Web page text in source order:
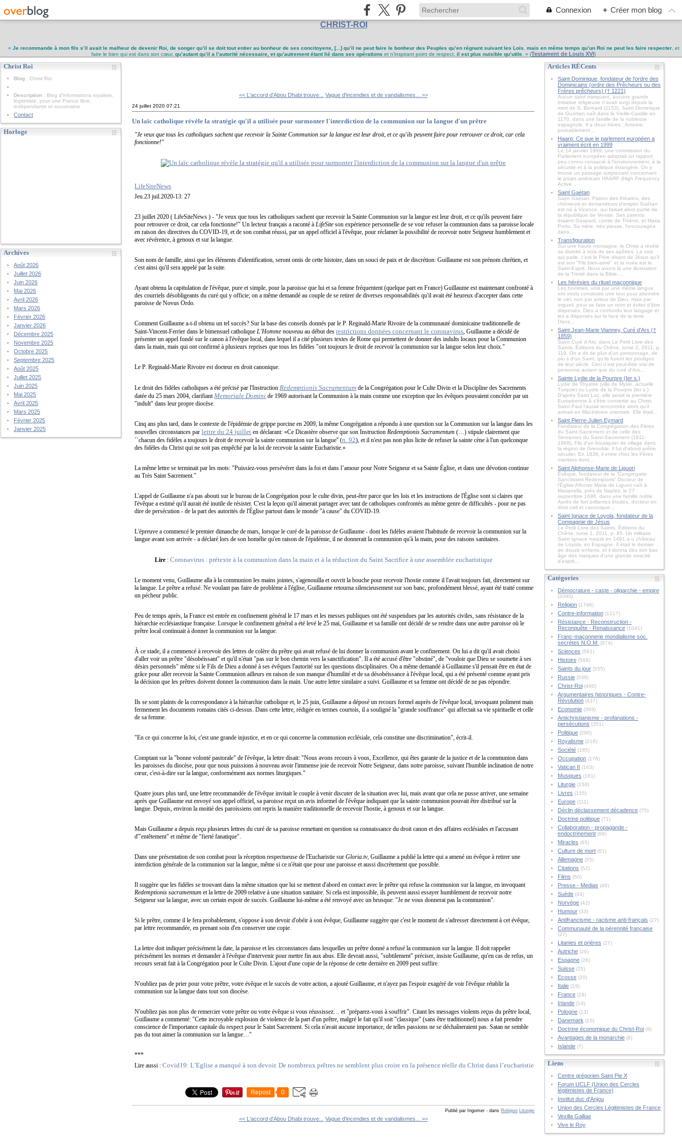
Connexion + Créer mon blog
CHRIST-ROI
« Je recommande à mon fils s’il avait le malheur de devenir Roi, de songer qu’il se doit tout entier au bonheur de ses concitoyens, [...] qu’il ne peut faire le bonheur des Peuples qu’en régnant suivant les Lois mais en même temps qu’un Roi ne peut les faire respecter, et
faire le bien qui est dans son cœur, qu’autant qu’il a l’autorité nécessaire, et qu’autrement étant lié dans ses opérations et n’inspirant point de respect, il est plus nuisible qu’utile . » (Testament de Louis XVI)
Christ Roi
Blog : Christ Roi
Description : Blog d'informations royaliste,
légitimiste, pour une France libre,
indépendante et souveraine
Contact
Horloge
Archives
Août 2026
Juillet 2026
Juin 2026
Mai 2026
Avril 2026
Mars 2026
Février 2026
Janvier 2026
Décembre 2025
Novembre 2025
Octobre 2025
Septembre 2025
Août 2025
Juillet 2025
Juin 2025
Mai 2025
Avril 2025
Mars 2025
Février 2025
Janvier 2025
<< L'accord d'Abou Dhabi trouve... Vague d'incendies et de vandalismes... >>
24 juillet 2020 07:21
Un laïc catholique révèle la stratégie qu'il a utilisée pour surmonter l'interdiction de la communion sur la langue d'un prêtre
"Je veux que tous les catholiques sachent que recevoir la Sainte Communion sur la langue est leur droit, et ce qu'ils peuvent faire pour retrouver ce droit, car cela
fonctionne!"
LifeSiteNews
Jeu.23 juil.2020-13: 27
23 juillet 2020 ( LifeSiteNews ) - "Je veux que tous les catholiques sachent que recevoir la Sainte Communion sur la langue est leur droit, et ce qu'ils peuvent faire
pour retrouver ce droit, car cela fonctionne!" Un lecteur français a raconté à LifeSite son expérience personnelle de se voir refuser la communion dans sa paroisse locale
en raison des directives du COVID-19, et de son combat réussi, par un appel officiel à l'évêque, pour réclamer la possibilité de recevoir notre Seigneur humblement et
avec révérence, à genoux et sur la langue.
Son nom de famille, ainsi que les éléments d'identification, seront omis de cette histoire, dans un souci de paix et de discrétion: Guillaume est son prénom chrétien, et
c'est ainsi qu'il sera appelé par la suite.
Ayant obtenu la capitulation de l'évêque, pure et simple, pour la paroisse que lui et sa femme fréquentent (quelque part en France) Guillaume est maintenant confronté à
des courriels désobligeants du curé qui y officie; on a même demandé au couple de se retirer de diverses responsabilités qu'il avait été heureux d'accepter dans cette
paroisse de Novus Ordo.
Comment Guillaume a-t-il obtenu un tel succès? Sur la base des conseils donnés par le P. Reginald-Marie Rivoire de la communauté dominicaine traditionnelle de
Saint-Vincent-Ferrier dans le bimensuel catholique L'Homme nouveau au début desrestrictions données concernant le coronavirus , Guillaume a décidé de
présenter un appel fondé sur le canon à l'évêque local, dans lequel il a cité plusieurs textes de Rome qui permettent de donner des indults locaux pour la Communion
dans la main, mais qui ont confirmé à plusieurs reprises que tous les fidèles "ont toujours le droit de recevoir la communion sur la langue selon leur choix."
Le P. Reginald-Marie Rivoire est docteur en droit canonique.
Le droit des fidèles catholiques a été précisé par l'Instruction Redemptionis Sacramentum de la Congrégation pour le Culte Divin et la Discipline des Sacrements
datée du 25 mars 2004, clarifiant Memoriale Domini de 1969 autorisant la Communion à la main comme une exception que les évêques pouvaient concéder par un
"indult" dans leur propre diocèse.
Cinq ans plus tard, dans le contexte de l'épidémie de grippe porcine en 2009, la même Congrégation a répondu à une question sur la Communion sur la langue dans les
nouvelles circonstances parlettre du 24 juillet en déclarant: «Ce Dicastère observe que son Instruction Redemptionis Sacramentum (…) stipule clairement que
``chacun des fidèles a toujours le droit de recevoir la sainte communion sur la langue'' (n. 92), et il n'est pas non plus licite de refuser la sainte cène à l'un quelconque
des fidèles du Christ qui ne soit pas empêché par la loi de recevoir la sainte Eucharistie.»
La même lettre se terminait par les mots: "Puissiez-vous persévérer dans la foi et dans l’amour pour Notre Seigneur et sa Sainte Église, et dans une dévotion continue
au Très Saint Sacrement."
L'appel de Guillaume n'a pas abouti sur le bureau de la Congrégation pour le culte divin, peut-être parce que les lois et les instructions de l'Église sont si claires que
l'évêque a estimé qu'il aurait été inutile de résister. C'est la leçon qu'il aimerait partager avec tant de catholiques confrontés au même genre de difficultés - pour ne pas
dire de persécution - de la part des autorités de l'Église partout dans le monde "à cause" du COVID-19.
L'épreuve a commencé le premier dimanche de mars, lorsque le curé de la paroisse de Guillaume - dont les fidèles avaient l'habitude de recevoir la communion sur la
langue avant son arrivée - a déclaré lors de son homélie qu'en raison de l'épidémie, il ne donnerait la communion qu'à la main, pour des raisons sanitaires.
Lire :Coronavirus : prétexte à la communion dans la main et à la réduction du Saint Sacrifice à une assemblée eucharistique
Le moment venu, Guillaume alla à la communion les mains jointes, s'agenouilla et ouvrit la bouche pour recevoir l'hostie comme il l'avait toujours fait, directement sur
la langue. Le prêtre a refusé. Ne voulant pas faire de problème à l'église, Guillaume retourna silencieusement sur son banc, profondément blessé, ayant été traité comme
un pécheur public.
Peu de temps après, la France est entrée en confinement général le 17 mars et les messes publiques ont été suspendues par les autorités civiles, sans résistance de la
hiérarchie ecclésiastique française. Lorsque le confinement général a été levé le 25 mai, Guillaume et sa famille ont décidé de se rendre dans une autre paroisse où le
prêtre local continuait à donner la communion sur la langue.
À ce stade, il a commencé à recevoir des lettres de colère du prêtre qui avait refusé de lui donner la communion avant le confinement. On lui a dit qu'il avait choisi
d'aller voir un prêtre "désobéissant" et qu'il n'était "pas sur le bon chemin vers la sanctification". Il a été accusé d'être "obstiné", de "vouloir que Dieu se soumette à ses
désirs personnels" même si le Fils de Dieu a donné à ses évêques l'autorité sur les questions disciplinaires. On a même demandé à Guillaume s'il pensait être en état de
grâce pour aller recevoir la Sainte Communion ailleurs en raison de son manque d'humilité et de sa désobéissance à l'évêque local, qui a été présenté comme ayant pris
la décision que les prêtres doivent donner la communion dans la main. Une autre lettre similaire a suivi. Guillaume et sa femme ont décidé de ne pas répondre.
Ils se sont plaints de la correspondance à la hiérarchie catholique et, le 25 juin, Guillaume a déposé un recours formel auprès de l'évêque local, invoquant poliment mais
fermement les documents romains cités ci-dessus. Dans cette lettre, rédigée en termes courtois, il a souligné la "grande souffrance" qui affectait sa vie spirituelle et celle
de sa femme.
"En ce qui concerne la loi, c'est une grande injustice, et en ce qui concerne la communion ecclésiale, cela constitue une discrimination", écrit-il.
Comptant sur la "bonne volonté pastorale" de l'évêque, la lettre disait: "Nous avons recours à vous, Excellence, qui êtes garante de la justice et de la communion dans
les paroisses du diocèse, pour que nous puissions à nouveau avoir l'immense joie de recevoir Notre Seigneur, dans notre paroisse, suivant l'humble inclination de notre
cœur, c'est-à-dire sur la langue, conformément aux normes liturgiques."
Quatre jours plus tard, une lettre recommandée de l'évêque invitait le couple à venir discuter de la situation avec lui, mais avant que cela ne pusse arriver, une semaine
après que Guillaume eut envoyé son appel officiel, sa paroisse reçut un avis informel de l'évêque indiquant que la sainte communion pouvait être distribué sur la
langue. Depuis, environ la moitié des paroissiens ont repris la manière traditionnelle de recevoir l'hostie, à genoux et sur la langue.
Mais Guillaume a depuis reçu plusieurs lettres du curé de sa paroisse remettant en question sa connaissance du droit canon et des affaires ecclésiales et l'accusant
d'"entêtement" et même de "fierté fanatique".
Dans une présentation de son combat pour la réception respectueuse de l'Eucharistie surGloria.tv, Guillaume a publié la lettre qui a amené un évêque à retirer une
interdiction générale de la communion sur la langue, même si ce n'était que pour une paroisse et aussi discrètement que possible.
Il suggère que les fidèles se trouvant dans la même situation que lui se mettent d'abord en contact avec le prêtre qui refuse la communion sur la langue, en invoquant
Redemptionis sacramentum et la lettre de 2009 relative à une situation sanitaire. Si cela est impossible, ils peuvent aussi essayer humblement de recevoir notre
Seigneur sur la langue, avec un certain espoir de succès. Guillaume lui-même a été renvoyé avec un brusque: "Je ne vous donnerai pas la communion".
Si le prêtre, comme il le fera probablement, s'oppose à son devoir d'obéir à son évêque, Guillaume suggère que c'est le moment de s'adresser directement à cet évêque,
par lettre recommandée, en prenant soin d'en conserver une copie.
La lettre doit indiquer précisément la date, la paroisse et les circonstances dans lesquelles un prêtre donné a refusé la communion sur la langue. Il doit rappeler
précisément les normes et demander à l'évêque d'intervenir pour mettre fin aux abus. Elle devrait aussi, "subtilement" préciser, insiste Guillaume, qu'en cas de refus, un
recours serait fait à la Congrégation pour le Culte Divin. L'ajout d'une copie de la réponse de cette dernière en 2009 peut suffire.
N'oubliez pas de prier pour votre prêtre, votre évêque et le succès de votre action, a ajouté Guillaume, et n'ayez pas l'espoir exagéré de voir l'évêque rétablir la
communion sur la langue dans tout son diocèse.
N'oubliez pas non plus de remercier votre prêtre ou votre évêque si vous réussissez… et "préparez-vous à souffrir". Citant les messages violents reçus du prêtre local,
Guillaume a commenté: "Cette incroyable explosion de violence de la part d'un prêtre, malgré le fait qu'il soit "classique" (sans être traditionnel) nous a fait prendre
conscience de l'importance capitale du respect pour le Saint Sacrement. Si cela n'avait aucune importance, de telles passions ne se déchaîneraient pas. Satan ne semble
pas du tout aimer la communion sur la langue…"
***
Lire aussi :Covid19: L’Eglise a manqué à son devoir. De nombreux prêtres ne semblent plus croire en la présence réelle du Christ dans l’eucharistie
Repost 0
Publié par Ingomer - dans Religion Liturgie
<< L'accord d'Abou Dhabi trouve... Vague d'incendies et de vandalismes... >>
Articles RÉCents
Saint Dominique, fondateur de l'ordre des
Dominicains (ordre des Prêcheurs ou des
Frères prêcheurs) († 1221)
Aucun saint marquant, aucune grande
initiative religieuse n'avait surgi depuis la
mort de S. Bernard (1153). Saint Dominique
de Guzman naît dans la Vieille-Castille en
1170, dans une famille de la noblesse
espagnole. Il a deux frères : Antoine,
probablement...
Haarp: Ce que le parlement européen a
vraiment écrit en 1999
Le 14 janvier 1999, une commission du
Parlement européen adoptait un rapport
peu connu consacré à l'environnement, à la
sécurité et à la politique étrangère. On y
trouve un passage surprenant concernant
le projet américain HAARP (High Frequency
Active...
Saint Gaétan
Saint Gaétan, Patron des théatins, des
chômeurs et demandeurs d'emploi Gaétan
est né à Vicence, qui faisait alors partie de
la république de Venise. Ses parents
étaient Gaspard, comte de Thiène, et Maria
Porto. Sa mère, très pieuse, l'encouragea
dans...
Transfiguration
Sur une haute montagne, le Christ a révélé
sa divinité à trois de ses apôtres. La voix
qui parle, c'est le Père disant de Jésus qu'il
est son "Fils bien-aimé" et la nuée est le
Saint-Esprit. Nous avons là une illustration
de la Trinité dans la Bible....
Les hérésies du rituel maçonnique
Les hommes, unis par une même langue,
ont voulu construire une tour pour atteindre
le ciel, non par amour de Dieu, mais par
orgueil, pour se faire un nom et éviter d’être
dispersés. Dieu a confondu leur langage et
les a dispersés sur la face de la terre.
Dans...
Saint Jean-Marie Vianney, Curé d'Ars (†
1859)
Saint Curé d'Ars, dans Le Petit Livre des
Saints, Éditions du Chêne, tome 2, 2011, p.
119. On a dit de plus d'un personnage, de
plu s d'un Saint, qu'ils furent les prodiges
de leur siècle. Ceci n'est peut-être vrai de
personne autant que du curé d'Ars...
Sainte Lydie de la Pourpre (Ier s.)
Lydie de Thyatire (ville de Mysie, actuelle
Turquie) ou Lydie de la Pourpre (Ier s.)
D'après Saint Luc, elle serait la première
Européenne à s'être convertie au Christ.
Saint Paul l'aurait rencontrée alors qu'il
arrivait en Macédoine orientale. Elle était...
Saint Pierre-Julien Eymard
Fondateur de la Congrégation des Pères
du Saint-Sacrement et de celle des
Servantes du Saint-Sacrement (1811-
1868). Fils d'un boutiquier de village dans
la région de Grenoble, il fut d'abord prêtre
séculier. En 1839, il entre chez les Pères
maristes dont...
Saint Alphonse-Marie de Liguori
Évêque, fondateur de la “Congregatio
Sanctissimi Redemptoris” Docteur de
l'Église Alfonso Maria de Liguori naît à
Marianella, près de Naples, le 27
septembre 1696, dans une famille noble.
Après de fort brillantes études, docteur en
droit civil et canonique...
Saint Ignace de Loyola, fondateur de la
Compagnie de Jésus
Le Petit Livre des Saints, Éditions du
Chêne, tome 1, 2011, p. 85. Un militaire
Saint Ignace naquit en 1491 a u château
de Loyola, en Espagne. Il était le dernier
de douze enfants, et il donna dès son bas
âge des marques d'une grande vivacité
d'esprit....
Catégories
Démocrature - caste - oligarchie - empire
(2090)
Religion(1796)
Contre-information(1217)
Résistance - Reconstruction -
Reconquête - Renaissance(1041)
Franc-maçonnerie mondialisme soc.
secrètes N.O.M. (674)
Sciences (581)
Histoire(568)
Saints du jour(555)
Russie(538)
Christ-Roi(460)
Argumentaires historiques - Contre-
Révolution(437)
Economie(369)
Antichristianisme - profanations -
persécutions (351)
Politique(290)
Royalisme(216)
Société(185)
Occupation(176)
Vatican II (163)
Musiques (161)
Liturgie(159)
Livres (155)
Europe(111)
Déclin déclassement décadence(75)
Doctrine politique(71)
Collaboration - propagande -
endoctrinement(68)
Miracles (65)
Culture de mort(61)
Allemagne(55)
Citations (52)
Films (50)
Presse - Medias (46)
Suède(44)
Norvège(42)
Humour(33)
Antifrancisme - racisme anti-français (27)
Communauté de la pérennité française
(27)
Litanies et prières (27)
Autriche(26)
Espagne(26)
Suisse(25)
Ecosse(20)
Italie(19)
France(18)
Irlande(14)
Pologne(13)
Danemark (10)
Doctrine économique du Christ-Roi(9)
Avantages de la monarchie(8)
Islande(7)
Liens
Centre grégorien Saint Pie X
Forum UCLF (Union des Cercles
légitimistes de France)
Institut duc d'Anjou
Union des Cercles Légitimistes de France
Vexilla Galliae
Vive le Roy